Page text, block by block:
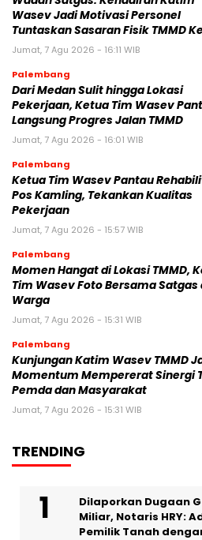
Wasev Jadi Motivasi Personel
Tuntaskan Sasaran Fisik TMMD
Jumat, 7 Agu 2026 - 16:11 WIB
Palembang
Dari Medan Sulit hingga Lokasi
Pekerjaan, Ketua Tim Wasev
Langsung Progres Jalan TMMD
Jumat, 7 Agu 2026 - 16:01 WIB
Palembang
Ketua Tim Wasev Pantau
Pos Kamling, Tekankan Kualitas
Pekerjaan
Jumat, 7 Agu 2026 - 15:57 WIB
Palembang
Momen Hangat di Lokasi TMMD,
Tim Wasev Foto Bersama Satgas
Warga
Jumat, 7 Agu 2026 - 15:31 WIB
Palembang
Kunjungan Katim Wasev TMMD
Momentum Mempererat Sinergi
Pemda dan Masyarakat
Jumat, 7 Agu 2026 - 15:31 WIB
TRENDING
Dilaporkan Dugaan
Miliar, Notaris HRY:
Pemilik Tanah